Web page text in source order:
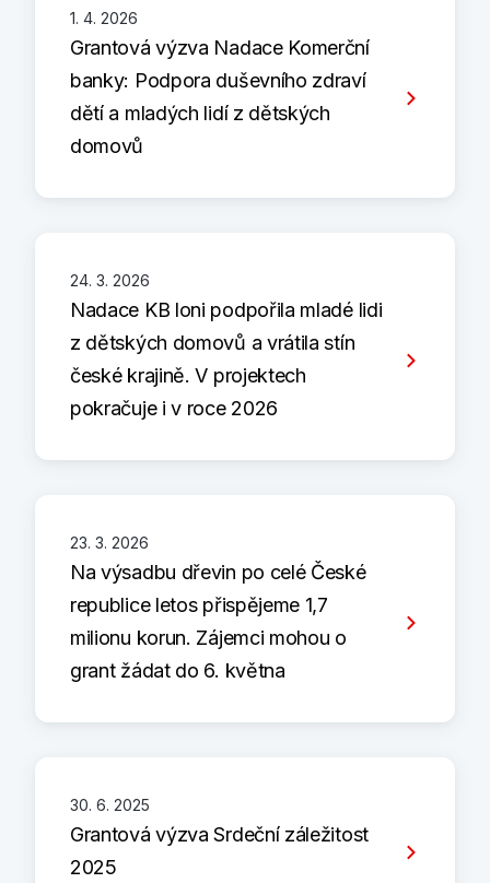
1. 4. 2026
Grantová výzva Nadace Komerční
banky: Podpora duševního zdraví
dětí a mladých lidí z dětských
domovů
24. 3. 2026
Nadace KB loni podpořila mladé lidi
z dětských domovů a vrátila stín
české krajině. V projektech
pokračuje i v roce 2026
23. 3. 2026
Na výsadbu dřevin po celé České
republice letos přispějeme 1,7
milionu korun. Zájemci mohou o
grant žádat do 6. května
30. 6. 2025
Grantová výzva Srdeční záležitost
2025